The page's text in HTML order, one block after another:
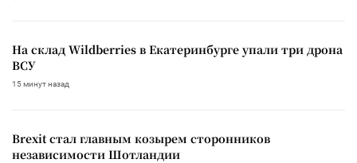
На склад Wildberries в Екатеринбурге упали три дрона
ВСУ
15 минут назад
Brexit стал главным козырем сторонников
независимости Шотландии